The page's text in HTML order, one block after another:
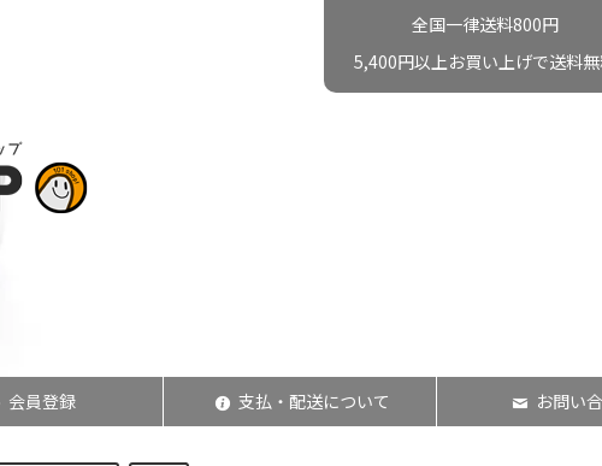
全国一律送料800円
5,400円以上お買い上げで送料
会員登録 支払・配送について お問い